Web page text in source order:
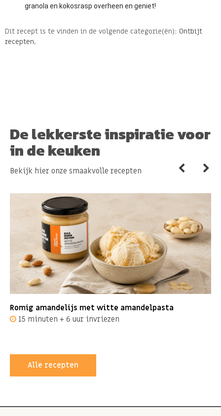
granola en kokosrasp overheen en geniet!
Dit recept is te vinden in de volgende categorie(ën): Ontbijt
recepten,
De lekkerste inspiratie voor
in de keuken
Bekijk hier onze smaakvolle recepten
Romig amandelijs met witte amandelpasta
15 minuten + 6 uur invriezen
Alle recepten